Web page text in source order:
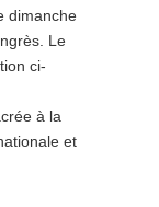
dimanche
Le
ci-
à la
et